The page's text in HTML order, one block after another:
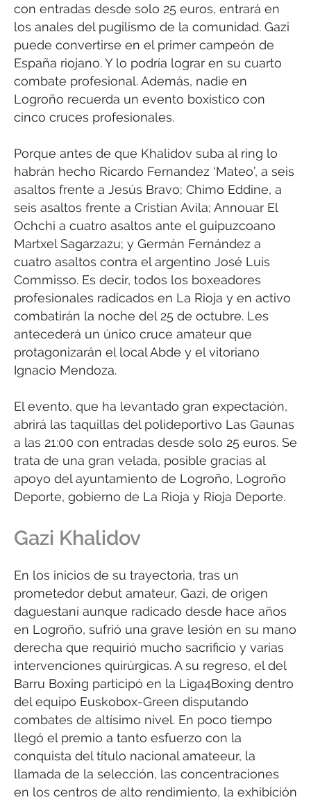
con entradas desde solo 25 euros, entrará en
los anales del pugilismo de la comunidad. Gazi
puede convertirse en el primer campeón de
España riojano. Y lo podría lograr en su cuarto
combate profesional. Además, nadie en
Logroño recuerda un evento boxístico con
cinco cruces profesionales.
Porque antes de que Khalidov suba al ring lo
habrán hecho Ricardo Fernandez ‘Mateo’, a seis
asaltos frente a Jesús Bravo; Chimo Eddine, a
seis asaltos frente a Cristian Avila; Annouar El
Ochchi a cuatro asaltos ante el guipuzcoano
Martxel Sagarzazu; y Germán Fernández a
cuatro asaltos contra el argentino José Luis
Commisso. Es decir, todos los boxeadores
profesionales radicados en La Rioja y en activo
combatirán la noche del 25 de octubre. Les
antecederá un único cruce amateur que
protagonizarán el local Abde y el vitoriano
Ignacio Mendoza.
El evento, que ha levantado gran expectación,
abrirá las taquillas del polideportivo Las Gaunas
a las 21:00 con entradas desde solo 25 euros. Se
trata de una gran velada, posible gracias al
apoyo del ayuntamiento de Logroño, Logroño
Deporte, gobierno de La Rioja y Rioja Deporte.
Gazi Khalidov
En los inicios de su trayectoria, tras un
prometedor debut amateur, Gazi, de origen
daguestaní aunque radicado desde hace años
en Logroño, sufrió una grave lesión en su mano
derecha que requirió mucho sacrificio y varias
intervenciones quirúrgicas. A su regreso, el del
Barru Boxing participó en la Liga4Boxing dentro
del equipo Euskobox-Green disputando
combates de altísimo nivel. En poco tiempo
llegó el premio a tanto esfuerzo con la
conquista del título nacional amateeur, la
llamada de la selección, las concentraciones
en los centros de alto rendimiento, la exhibición